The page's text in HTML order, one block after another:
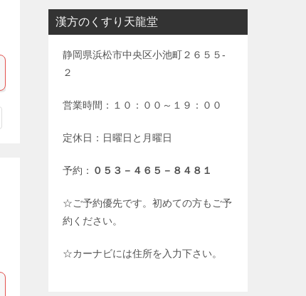
漢方のくすり天龍堂
静岡県浜松市中央区小池町２６５５-
２
営業時間：１０：００～１９：００
定休日：日曜日と月曜日
予約： ０５３－４６５－８４８１
☆ご予約優先です。初めての方もご予
約ください。
☆カーナビには住所を入力下さい。